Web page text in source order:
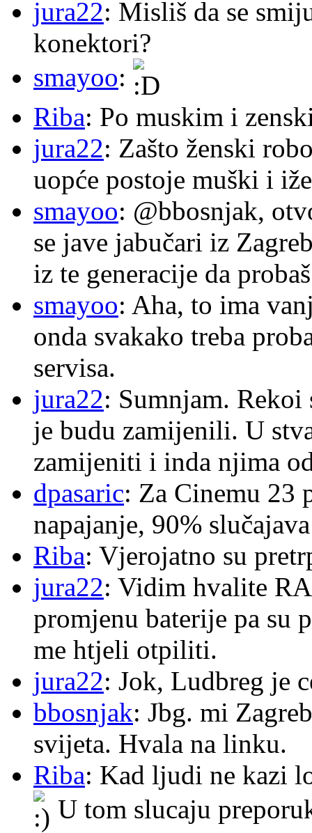
jura22: Misliš da se
konektori?
smayoo:
Riba: Po muskim i
jura22: Zašto ženski
uopće postoje muški i
smayoo: @bbosnjak,
se jave jabučari iz
iz te generacije da
smayoo: Aha, to ima
onda svakako treba
servisa.
jura22: Sumnjam. Rekoi
je budu zamijenili. U
zamijeniti i inda njima
dpasaric: Za Cinemu 23
napajanje, 90%
Riba: Vjerojatno su
jura22: Vidim hvalite
promjenu baterije pa su
me htjeli otpiliti.
jura22: Jok, Ludbreg je
bbosnjak: Jbg. mi
svijeta. Hvala na linku.
Riba: Kad ljudi ne kazi
U tom slucaju